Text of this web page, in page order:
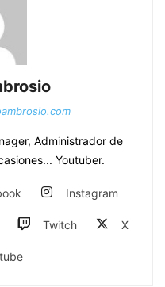
Administrador de
Youtuber.
Instagram
Twitch X